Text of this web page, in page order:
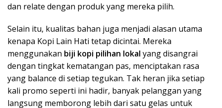
dan relate dengan produk yang mereka pilih.
Selain itu, kualitas bahan juga menjadi alasan utama
kenapa Kopi Lain Hati tetap dicintai. Mereka
menggunakan biji kopi pilihan lokal yang disangrai
dengan tingkat kematangan pas, menciptakan rasa
yang balance di setiap tegukan. Tak heran jika setiap
kali promo seperti ini hadir, banyak pelanggan yang
langsung memborong lebih dari satu gelas untuk